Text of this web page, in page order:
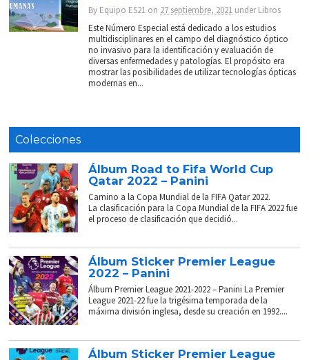
By Equipo ES21 on 27 septiembre, 2021 underLibros
Este Número Especial está dedicado a los estudios
multidisciplinares en el campo del diagnóstico óptico
no invasivo para la identificación y evaluación de
diversas enfermedades y patologías. El propósito era
mostrar las posibilidades de utilizar tecnologías ópticas
modernas en...
Colecciones
Álbum Road to Fifa World Cup
Qatar 2022 – Panini
Camino a la Copa Mundial de la FIFA Qatar 2022.
La clasificación para la Copa Mundial de la FIFA 2022 fue
el proceso de clasificación que decidió...
Álbum Sticker Premier League
2022 – Panini
Álbum Premier League 2021-2022 – Panini La Premier
League 2021-22 fue la trigésima temporada de la
máxima división inglesa, desde su creación en 1992....
Álbum Sticker Premier League